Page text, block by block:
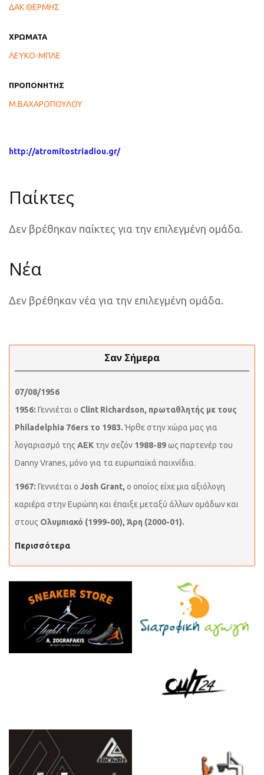
ΔΑΚ ΘΕΡΜΗΣ
ΧΡΩΜΑΤΑ
ΛΕΥΚΟ-ΜΠΛΕ
ΠΡΟΠΟΝΗΤΗΣ
Μ.ΒΑΧΑΡΟΠΟΥΛΟΥ
http://atromitostriadiou.gr/
Παίκτες
Δεν βρέθηκαν παίκτες για την επιλεγμένη ομάδα.
Νέα
Δεν βρέθηκαν νέα για την επιλεγμένη ομάδα.
Σαν Σήμερα
07/08/1956
1956: Γεννιέται ο Clint Richardson, πρωταθλητής με τους
Philadelphia 76ers το 1983.Ήρθε στην χώρα μας για
λογαριασμό της ΑΕΚ την σεζόν 1988-89ως παρτενέρ του
Danny Vranes, μόνο για τα ευρωπαϊκά παιχνίδια.
1967: Γεννιέται ο Josh Grant, ο οποίος είχε μια αξιόλογη
καριέρα στην Ευρώπη και έπαιξε μεταξύ άλλων ομάδων και
στους Ολυμπιακό (1999-00), Άρη (2000-01).
Περισσότερα